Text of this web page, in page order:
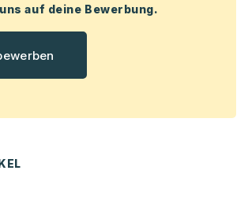
auf deine Bewerbung.